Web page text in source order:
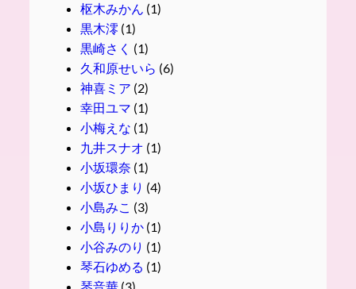
枢木みかん (1)
黒木澪 (1)
黒崎さく (1)
久和原せいら (6)
神喜ミア (2)
幸田ユマ (1)
小梅えな (1)
九井スナオ (1)
小坂環奈 (1)
小坂ひまり (4)
小島みこ (3)
小島りりか(1)
小谷みのり (1)
琴石ゆめる (1)
琴音華(3)